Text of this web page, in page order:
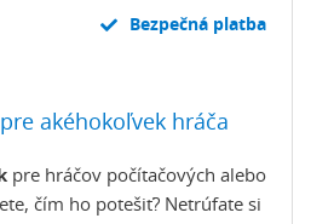
Bezpečná platba
akéhokoľvek hráča
pre hráčov počítačových alebo
čím ho potešiť? Netrúfate si